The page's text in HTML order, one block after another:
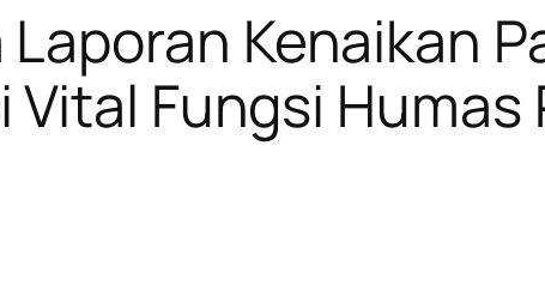
Kenaikan
Fungsi Humas